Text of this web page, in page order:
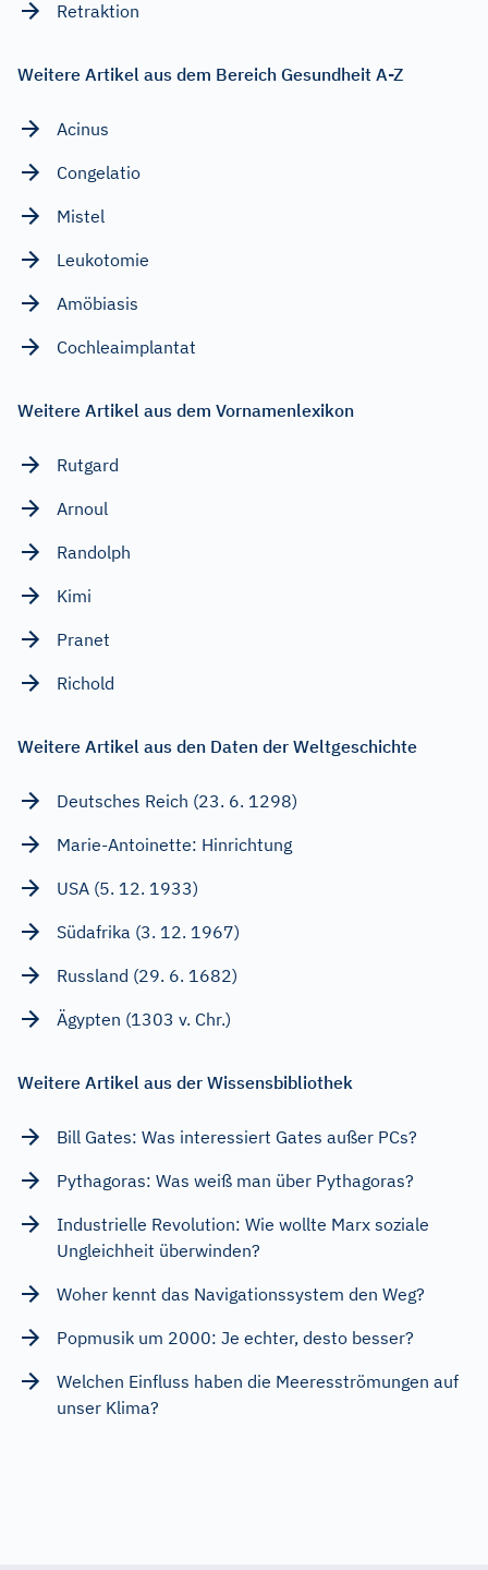
Retraktion
Weitere Artikel aus dem Bereich Gesundheit A-Z
Acinus
Congelatio
Mistel
Leukotomie
Amöbiasis
Cochleaimplantat
Weitere Artikel aus dem Vornamenlexikon
Rutgard
Arnoul
Randolph
Kimi
Pranet
Richold
Weitere Artikel aus den Daten der Weltgeschichte
Deutsches Reich (23. 6. 1298)
Marie-Antoinette: Hinrichtung
USA (5. 12. 1933)
Südafrika (3. 12. 1967)
Russland (29. 6. 1682)
Ägypten (1303 v. Chr.)
Weitere Artikel aus der Wissensbibliothek
Bill Gates: Was interessiert Gates außer PCs?
Pythagoras: Was weiß man über Pythagoras?
Industrielle Revolution: Wie wollte Marx soziale
Ungleichheit überwinden?
Woher kennt das Navigationssystem den Weg?
Popmusik um 2000: Je echter, desto besser?
Welchen Einfluss haben die Meeresströmungen auf
unser Klima?